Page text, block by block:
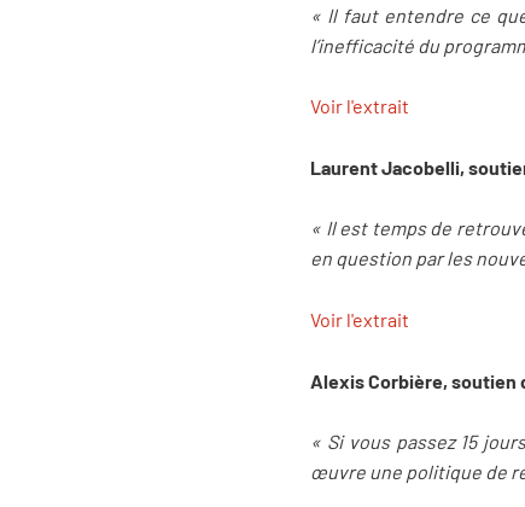
« Il faut entendre ce
l’inefficacité du
Voir l'extrait
Laurent Jacobelli,
« Il est temps de
en question par les
Voir l'extrait
Alexis Corbière, soutien
« Si vous passez 15
œuvre une politique de